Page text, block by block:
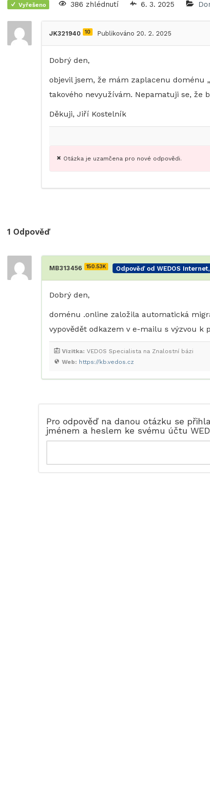
Vyřešeno 386 zhlédnutí 6. 3. 2025
JK321940 10 Publikováno 20. 2. 2025
Dobrý den,
objevil jsem, že mám zaplacenu doménu
takového nevyužívám. Nepamatuji se, že
Děkuji, Jiří Kostelník
Otázka je uzamčena pro nové odpovědi.
1 Odpověď
MB313456 150.53K Odpověď od WEDOS Internet,
Dobrý den,
doménu .online založila automatická
vypovědět odkazem v e-mailu s výzvou k
Web: https://kb.vedos.cz
Vizitka: VEDOS Specialista na Znalostní bázi
Pro odpověď na danou otázku se
jménem a heslem ke svému účtu